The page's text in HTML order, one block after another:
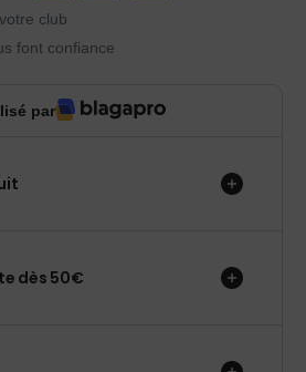
club
font confiance
par
dès 50€